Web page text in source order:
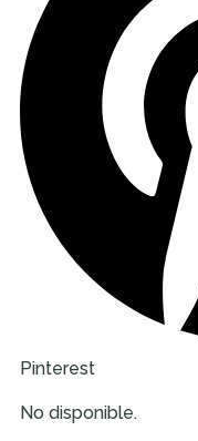
Pinterest
No disponible.